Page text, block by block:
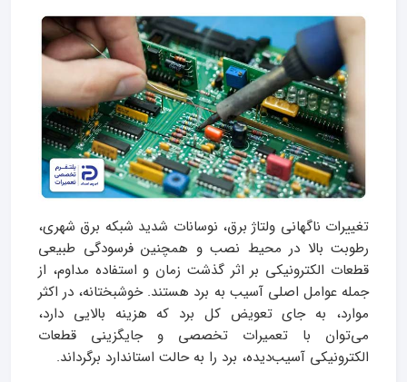
تغییرات ناگهانی ولتاژ برق، نوسانات شدید شبکه برق شهری،
رطوبت بالا در محیط نصب و همچنین فرسودگی طبیعی
قطعات الکترونیکی بر اثر گذشت زمان و استفاده مداوم، از
جمله عوامل اصلی آسیب به برد هستند. خوشبختانه، در اکثر
موارد، به جای تعویض کل برد که هزینه بالایی دارد،
می‌توان با تعمیرات تخصصی و جایگزینی قطعات
الکترونیکی آسیب‌دیده، برد را به حالت استاندارد برگرداند.